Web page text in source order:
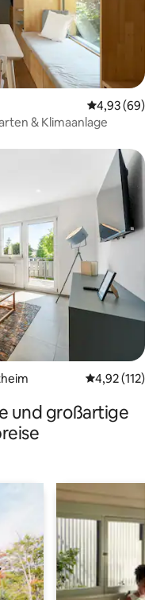
4,93 (69)
& Klimaanlage
4,92 (112)
und großartige